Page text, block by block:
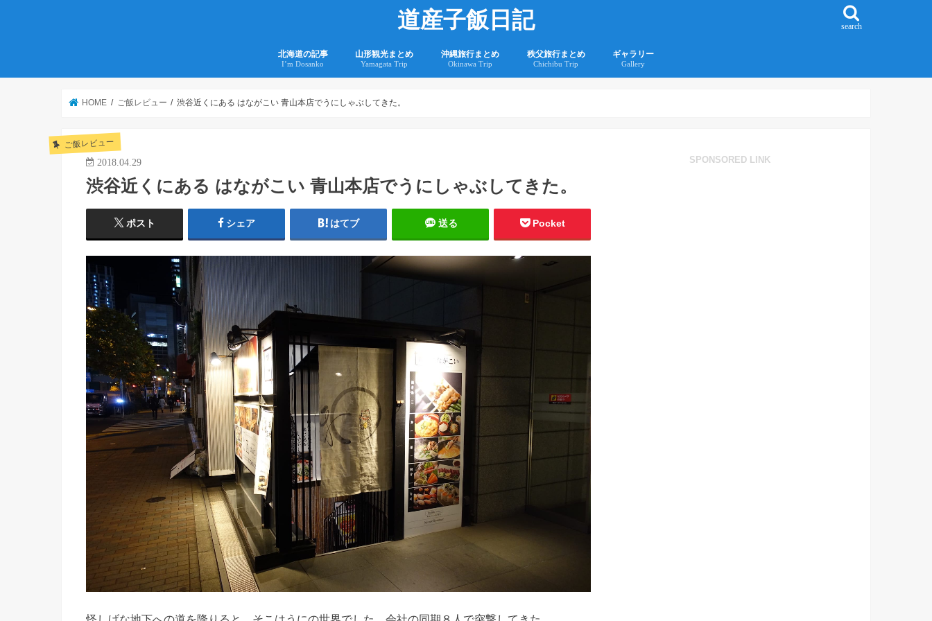
道産子飯日記 search
北海道の記事
I’m Dosanko
山形観光まとめ
Yamagata Trip
沖縄旅行まとめ
Okinawa Trip
秩父旅行まとめ
Chichibu Trip
ギャラリー
Gallery
HOME ご飯レビュー 渋谷近くにある はながこい 青山本店でうにしゃぶしてきた。
ご飯レビュー
2018.04.29
渋谷近くにある はながこい 青山本店でうにしゃぶしてきた。
ポスト シェア はてブ 送る Pocket
SPONSORED LINK